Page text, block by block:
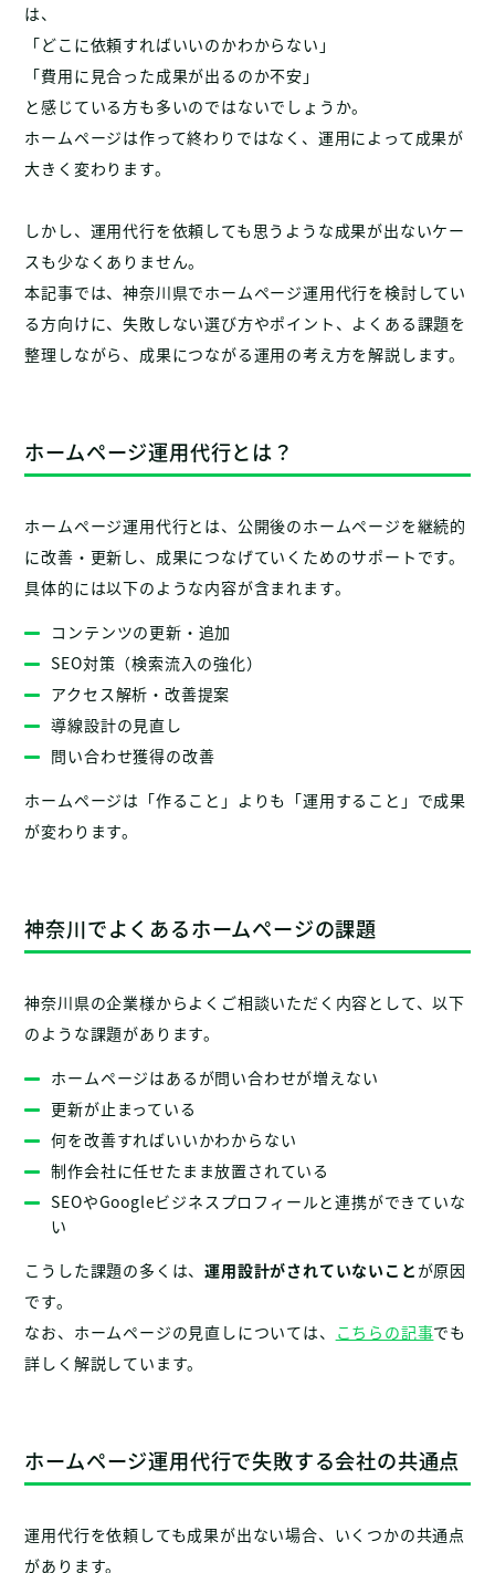
は、
「どこに依頼すればいいのかわからない」
「費用に見合った成果が出るのか不安」
と感じている方も多いのではないでしょうか。
ホームページは作って終わりではなく、運用によって成果が
大きく変わります。
しかし、運用代行を依頼しても思うような成果が出ないケー
スも少なくありません。
本記事では、神奈川県でホームページ運用代行を検討してい
る方向けに、失敗しない選び方やポイント、よくある課題を
整理しながら、成果につながる運用の考え方を解説します。
ホームページ運用代行とは？
ホームページ運用代行とは、公開後のホームページを継続的
に改善・更新し、成果につなげていくためのサポートです。
具体的には以下のような内容が含まれます。
コンテンツの更新・追加
SEO対策（検索流入の強化）
アクセス解析・改善提案
導線設計の見直し
問い合わせ獲得の改善
ホームページは「作ること」よりも「運用すること」で成果
が変わります。
神奈川でよくあるホームページの課題
神奈川県の企業様からよくご相談いただく内容として、以下
のような課題があります。
ホームページはあるが問い合わせが増えない
更新が止まっている
何を改善すればいいかわからない
制作会社に任せたまま放置されている
SEOやGoogleビジネスプロフィールと連携ができていな
い
こうした課題の多くは、運用設計がされていないこと が原因
です。
なお、ホームページの見直しについては、
こちらの記事でも
詳しく解説しています。
ホームページ運用代行で失敗する会社の共通点
運用代行を依頼しても成果が出ない場合、いくつかの共通点
があります。